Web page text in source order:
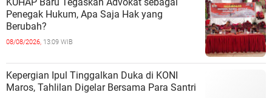
Penegak Hukum, Apa Saja Hak yang
Berubah?
08/08/2026, 13:09 WIB
Kepergian Ipul Tinggalkan Duka di KONI
Maros, Tahlilan Digelar Bersama Para Santri